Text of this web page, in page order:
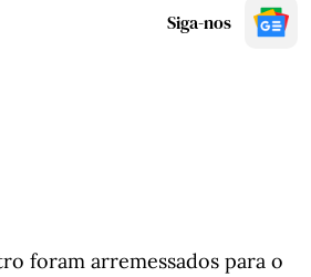
Siga-nos
foram arremessados para o